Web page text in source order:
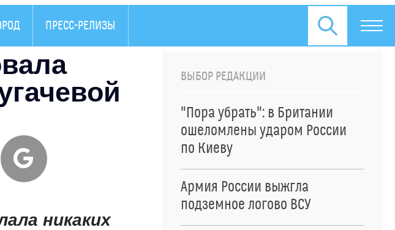
ПРЕСС-РЕЛИЗЫ
никаких
ВЫБОР РЕДАКЦИИ
"Пора убрать": в Британии
ошеломлены ударом России
по Киеву
Армия России выжгла
подземное логово ВСУ